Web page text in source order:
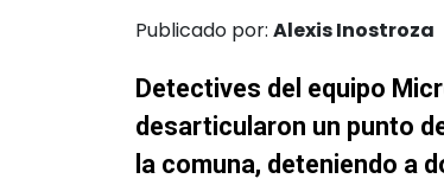
Publicado por: Alexis Inostroza
Detectives del equipo
desarticularon un punto
la comuna, deteniendo a